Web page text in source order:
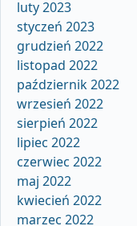
luty 2023
styczeń 2023
grudzień 2022
listopad 2022
październik 2022
wrzesień 2022
sierpień 2022
lipiec 2022
czerwiec 2022
maj 2022
kwiecień 2022
marzec 2022